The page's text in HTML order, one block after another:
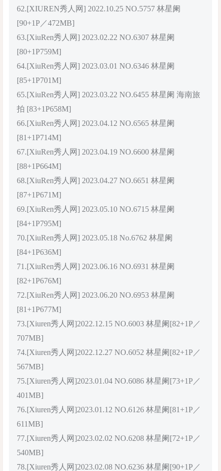
62.[XIUREN秀人网] 2022.10.25 NO.5757 林星阑
[90+1P／472MB]
63.[XiuRen秀人网] 2023.02.22 NO.6307 林星阑
[80+1P759M]
64.[XiuRen秀人网] 2023.03.01 NO.6346 林星阑
[85+1P701M]
65.[XiuRen秀人网] 2023.03.22 NO.6455 林星阑 海南旅
拍 [83+1P658M]
66.[XiuRen秀人网] 2023.04.12 NO.6565 林星阑
[81+1P714M]
67.[XiuRen秀人网] 2023.04.19 NO.6600 林星阑
[88+1P664M]
68.[XiuRen秀人网] 2023.04.27 NO.6651 林星阑
[87+1P671M]
69.[XiuRen秀人网] 2023.05.10 NO.6715 林星阑
[84+1P795M]
70.[XiuRen秀人网] 2023.05.18 No.6762 林星阑
[84+1P636M]
71.[XiuRen秀人网] 2023.06.16 NO.6931 林星阑
[82+1P676M]
72.[XiuRen秀人网] 2023.06.20 NO.6953 林星阑
[81+1P677M]
73.[Xiuren秀人网]2022.12.15 NO.6003 林星阑[82+1P／
707MB]
74.[Xiuren秀人网]2022.12.27 NO.6052 林星阑[82+1P／
567MB]
75.[Xiuren秀人网]2023.01.04 NO.6086 林星阑[73+1P／
401MB]
76.[Xiuren秀人网]2023.01.12 NO.6126 林星阑[81+1P／
611MB]
77.[Xiuren秀人网]2023.02.02 NO.6208 林星阑[72+1P／
540MB]
78.[Xiuren秀人网]2023.02.08 NO.6236 林星阑[90+1P／